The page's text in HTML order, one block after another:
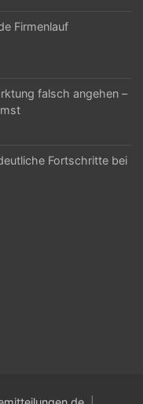
Firmenlauf
falsch angehen –
Fortschritte bei